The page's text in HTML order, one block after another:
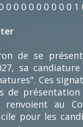
0 0 0 0 0 0 0 0 0 1
de se
sa
Ces
de présentation
au
pour les